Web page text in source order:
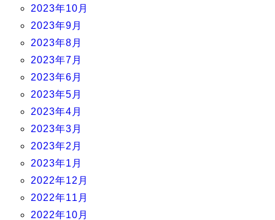
2023年10月
2023年9月
2023年8月
2023年7月
2023年6月
2023年5月
2023年4月
2023年3月
2023年2月
2023年1月
2022年12月
2022年11月
2022年10月